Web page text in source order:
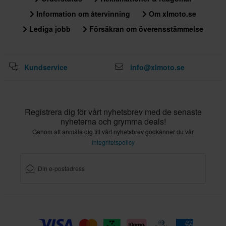
ECE 22.06
Information om återvinning
Om xlmoto.se
Lediga jobb
Försäkran om överensstämmelse
Kundservice info@xlmoto.se
Registrera dig för vårt nyhetsbrev med de senaste
nyheterna och grymma deals!
Genom att anmäla dig till vårt nyhetsbrev godkänner du vår
Integritetspolicy